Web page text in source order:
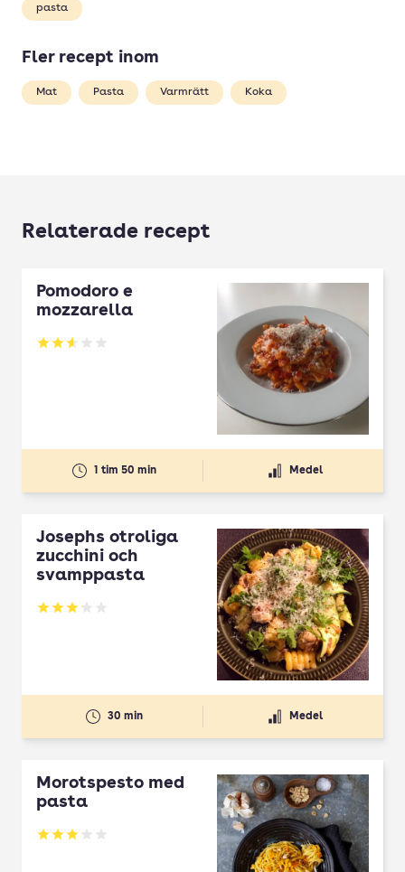
pasta
Fler recept inom
Mat Pasta Varmrätt Koka
Relaterade recept
Pomodoro e
mozzarella
Betyg: 2.57 av 5
1 tim 50 min Medel
Josephs otroliga
zucchini och
svamppasta
Betyg: 3.1 av 5
30 min Medel
Morotspesto med
pasta
Betyg: 3 av 5